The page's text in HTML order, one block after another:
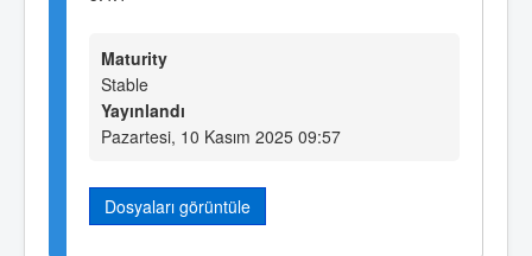
Maturity
Stable
Yayınlandı
Pazartesi, 10 Kasım 2025 09:57
Dosyaları görüntüle